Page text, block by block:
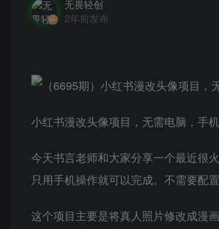
无畏轻创
2年前发布
小红书漫改头像项目，无需电脑，手
今天书言老师和大家分享一个最近很
只用手机操作就可以完成。不需要配
这个项目主要是将真人照片修改成漫